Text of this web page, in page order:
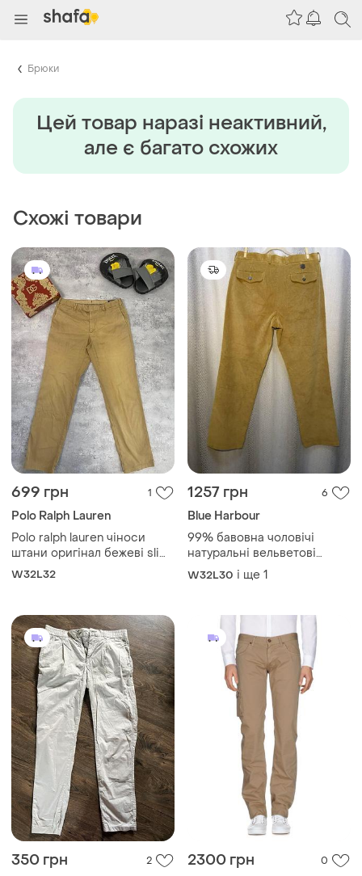
Брюки
Цей товар наразi неактивний,
але є багато схожих
Схожі товари
699 грн 1
Polo Ralph Lauren
Polo ralph lauren чіноси
штани оригінал бежеві slim
fit
W32L32
1257 грн 6
Blue Harbour
99% бавовна чоловічі
натуральні вельветові
штани, брюки 32w31l
W32L30 і ще 1
350 грн 2 2300 грн 0